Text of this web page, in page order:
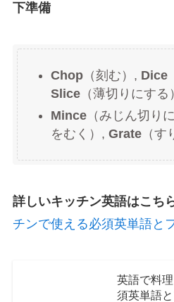
下準備
Chop（刻む）, Dice
Slice（薄切りにする）
Mince（みじん切り
をむく）, Grate（す
詳しいキッチン英語はこち
チンで使える必須英単語と
英語で料
須英単語